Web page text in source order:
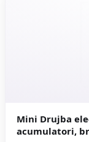
Mini Drujba
acumulatori,